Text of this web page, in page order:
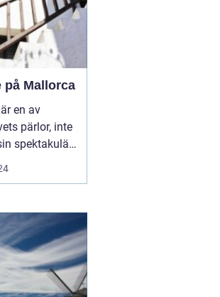
på Mallorca
en av
pärlor, inte
spektakulära
vackra
också för
när det gäller